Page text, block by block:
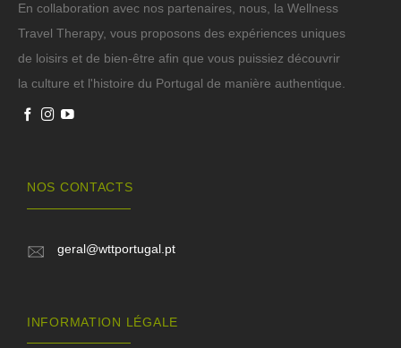
En collaboration avec nos partenaires, nous, la Wellness
Travel Therapy, vous proposons des expériences uniques
de loisirs et de bien-être afin que vous puissiez découvrir
la culture et l'histoire du Portugal de manière authentique.
NOS CONTACTS
geral@wttportugal.pt
INFORMATION LÉGALE